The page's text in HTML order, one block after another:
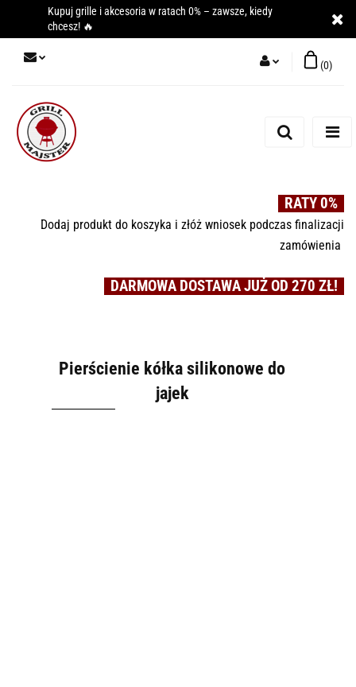
Kupuj grille i akcesoria w ratach 0% – zawsze, kiedy
chcesz! 🔥
Zarejestruj się
(0)
RATY 0%
Dodaj produkt do koszyka i złóż wniosek podczas finalizacji
zamówienia
DARMOWA DOSTAWA JUŻ OD 270 ZŁ!
Pierścienie kółka silikonowe do
jajek